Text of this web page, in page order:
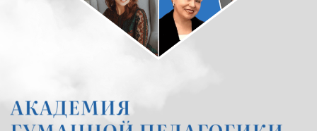
Образовательные программы,
курсы и семинары для учителей,
Галиевой